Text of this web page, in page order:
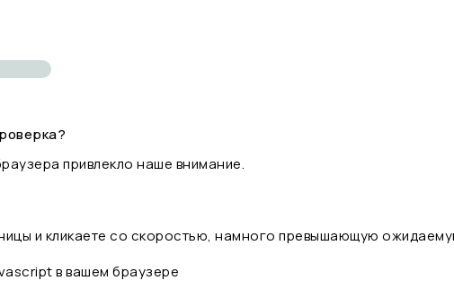
привлекло наше внимание.
и кликаете со скоростью, намного превышающую
в вашем браузере